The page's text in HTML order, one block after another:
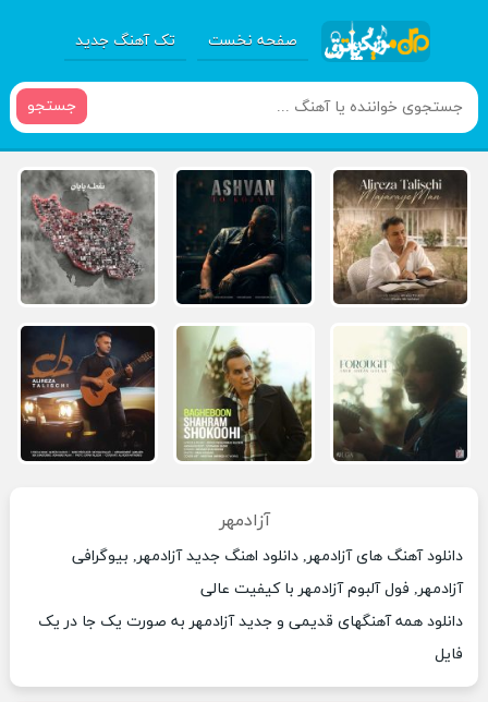
صفحه نخست تک آهنگ جدید
جستجو
آزادمهر
دانلود آهنگ های آزادمهر, دانلود اهنگ جدید آزادمهر, بیوگرافی
آزادمهر, فول آلبوم آزادمهر با کیفیت عالی
دانلود همه آهنگهای قدیمی و جدید آزادمهر به صورت یک جا در یک
فایل